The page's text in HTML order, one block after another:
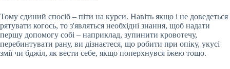
Тому єдиний спосіб – піти на курси. Навіть якщо і не доведеться
рятувати когось, то з'являться необхідні знання, щоб надати
першу допомогу собі – наприклад, зупинити кровотечу,
перебинтувати рану, ви дізнаєтеся, що робити при опіку, укусі
змії чи бджіл, як вести себе, якщо поперхнувся їжею тощо.